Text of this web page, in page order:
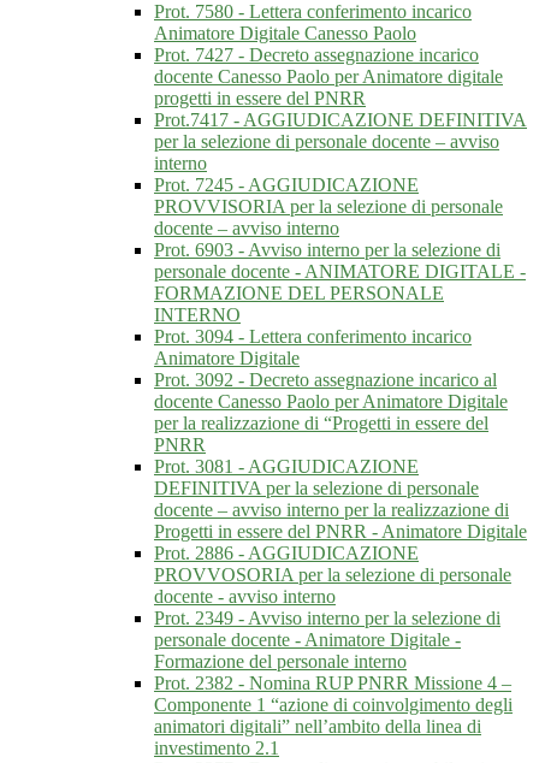
Prot. 7580 - Lettera conferimento incarico
Animatore Digitale Canesso Paolo
Prot. 7427 - Decreto assegnazione incarico
docente Canesso Paolo per Animatore digitale
progetti in essere del PNRR
Prot.7417 - AGGIUDICAZIONE DEFINITIVA
per la selezione di personale docente – avviso
interno
Prot. 7245 - AGGIUDICAZIONE
PROVVISORIA per la selezione di personale
docente – avviso interno
Prot. 6903 - Avviso interno per la selezione di
personale docente - ANIMATORE DIGITALE -
FORMAZIONE DEL PERSONALE
INTERNO
Prot. 3094 - Lettera conferimento incarico
Animatore Digitale
Prot. 3092 - Decreto assegnazione incarico al
docente Canesso Paolo per Animatore Digitale
per la realizzazione di “Progetti in essere del
PNRR
Prot. 3081 - AGGIUDICAZIONE
DEFINITIVA per la selezione di personale
docente – avviso interno per la realizzazione di
Progetti in essere del PNRR - Animatore Digitale
Prot. 2886 - AGGIUDICAZIONE
PROVVOSORIA per la selezione di personale
docente - avviso interno
Prot. 2349 - Avviso interno per la selezione di
personale docente - Animatore Digitale -
Formazione del personale interno
Prot. 2382 - Nomina RUP PNRR Missione 4 –
Componente 1 “azione di coinvolgimento degli
animatori digitali” nell’ambito della linea di
investimento 2.1